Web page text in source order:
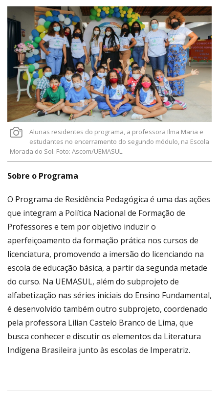
Alunas residentes do programa, a professora Ilma Maria e
estudantes no encerramento do segundo módulo, na Escola
Morada do Sol. Foto: Ascom/UEMASUL.
Sobre o Programa
O Programa de Residência Pedagógica é uma das ações
que integram a Política Nacional de Formação de
Professores e tem por objetivo induzir o
aperfeiçoamento da formação prática nos cursos de
licenciatura, promovendo a imersão do licenciando na
escola de educação básica, a partir da segunda metade
do curso. Na UEMASUL, além do subprojeto de
alfabetização nas séries iniciais do Ensino Fundamental,
é desenvolvido também outro subprojeto, coordenado
pela professora Lilian Castelo Branco de Lima, que
busca conhecer e discutir os elementos da Literatura
Indígena Brasileira junto às escolas de Imperatriz.